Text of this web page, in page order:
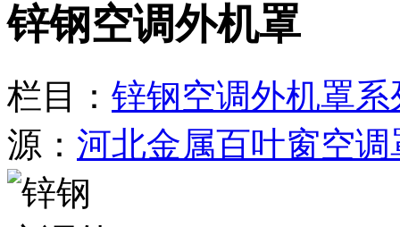
锌钢空调外机罩
栏目： 锌钢空调外机罩系
源： 河北金属百叶窗空调